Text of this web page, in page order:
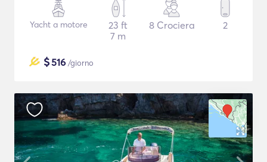
Yacht a motore
23 ft
7 m
8 Crociera 2
$516 /giorno